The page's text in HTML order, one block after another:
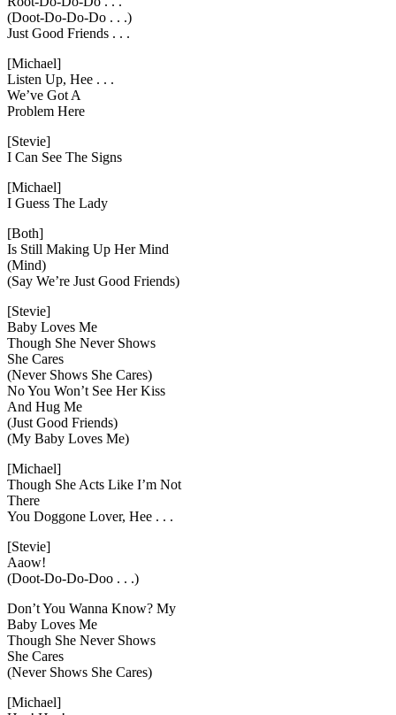
(Doot-Do-Do-Do . . .)
Just Good Friends . . .
[Michael]
Listen Up, Hee . . .
We’ve Got A
Problem Here
[Stevie]
I Can See The Signs
[Michael]
I Guess The Lady
[Both]
Is Still Making Up Her Mind
(Mind)
(Say We’re Just Good Friends)
[Stevie]
Baby Loves Me
Though She Never Shows
She Cares
(Never Shows She Cares)
No You Won’t See Her Kiss
And Hug Me
(Just Good Friends)
(My Baby Loves Me)
[Michael]
Though She Acts Like I’m Not
There
You Doggone Lover, Hee . . .
[Stevie]
Aaow!
(Doot-Do-Do-Doo . . .)
Don’t You Wanna Know? My
Baby Loves Me
Though She Never Shows
She Cares
(Never Shows She Cares)
[Michael]